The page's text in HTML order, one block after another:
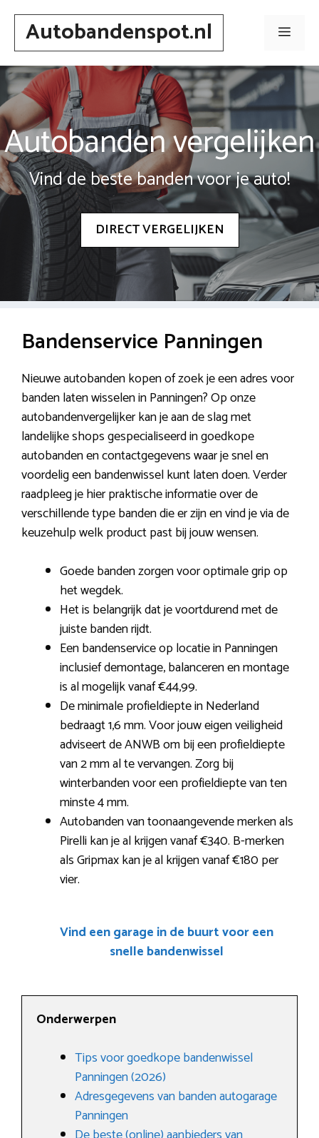
Spring
inhoudAutobandenspot.nl Menu
Autobanden vergelijken
Vind de beste banden voor je auto!
DIRECT VERGELIJKEN
Bandenservice Panningen
Nieuwe autobanden kopen of zoek je een adres voor
banden laten wisselen in Panningen? Op onze
autobandenvergelijker kan je aan de slag met
landelijke shops gespecialiseerd in goedkope
autobanden en contactgegevens waar je snel en
voordelig een bandenwissel kunt laten doen. Verder
raadpleeg je hier praktische informatie over de
verschillende type banden die er zijn en vind je via de
keuzehulp welk product past bij jouw wensen.
Goede banden zorgen voor optimale grip op
het wegdek.
Het is belangrijk dat je voortdurend met de
juiste banden rijdt.
Een bandenservice op locatie in Panningen
inclusief demontage, balanceren en montage
is al mogelijk vanaf €44,99.
De minimale profieldiepte in Nederland
bedraagt 1,6 mm. Voor jouw eigen veiligheid
adviseert de ANWB om bij een profieldiepte
van 2 mm al te vervangen. Zorg bij
winterbanden voor een profieldiepte van ten
minste 4 mm.
Autobanden van toonaangevende merken als
Pirelli kan je al krijgen vanaf €340. B-merken
als Gripmax kan je al krijgen vanaf €180 per
vier.
Vind een garage in de buurt voor een
snelle bandenwissel
Onderwerpen
Tips voor goedkope bandenwissel
Panningen (2026)
Adresgegevens van banden autogarage
Panningen